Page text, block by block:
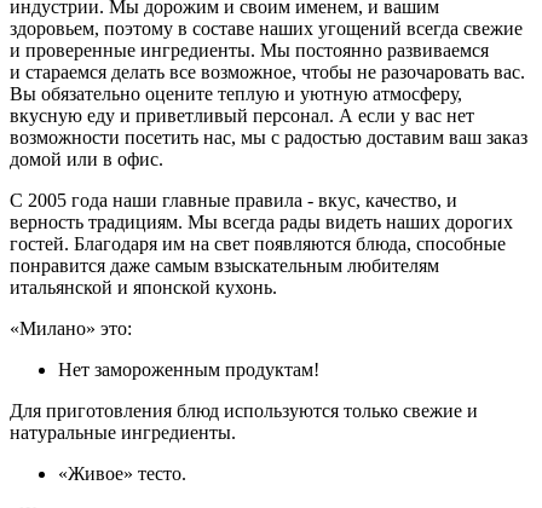
индустрии. Мы дорожим и своим именем, и вашим
здоровьем, поэтому в составе наших угощений всегда свежие
и проверенные ингредиенты. Мы постоянно развиваемся
и стараемся делать все возможное, чтобы не разочаровать вас.
Вы обязательно оцените теплую и уютную атмосферу,
вкусную еду и приветливый персонал. А если у вас нет
возможности посетить нас, мы с радостью доставим ваш заказ
домой или в офис.
С 2005 года наши главные правила - вкус, качество, и
верность традициям. Мы всегда рады видеть наших дорогих
гостей. Благодаря им на свет появляются блюда, способные
понравится даже самым взыскательным любителям
итальянской и японской кухонь.
«Милано» это:
Нет замороженным продуктам!
Для приготовления блюд используются только свежие и
натуральные ингредиенты.
«Живое» тесто.